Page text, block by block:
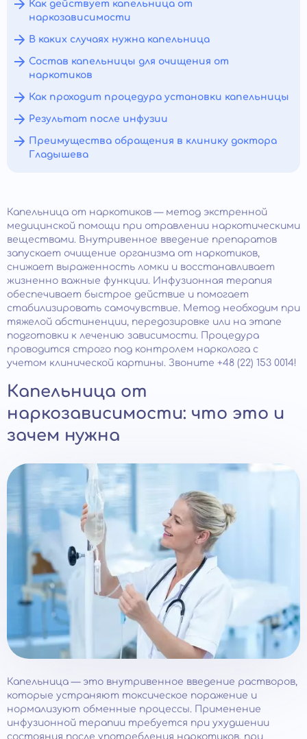
Как действует капельница от
наркозависимости
В каких случаях нужна капельница
Состав капельницы для очищения от
наркотиков
Как проходит процедура установки капельницы
Результат после инфузии
Преимущества обращения в клинику доктора
Гладышева
Капельница от наркотиков — метод экстренной
медицинской помощи при отравлении наркотическими
веществами. Внутривенное введение препаратов
запускает очищение организма от наркотиков,
снижает выраженность ломки и восстанавливает
жизненно важные функции. Инфузионная терапия
обеспечивает быстрое действие и помогает
стабилизировать самочувствие. Метод необходим при
тяжелой абстиненции, передозировке или на этапе
подготовки к лечению зависимости. Процедура
проводится строго под контролем нарколога с
учетом клинической картины. Звоните +48 (22) 153 0014!
Капельница от
наркозависимости: что это и
зачем нужна
Капельница — это внутривенное введение растворов,
которые устраняют токсическое поражение и
нормализуют обменные процессы. Применение
инфузионной терапии требуется при ухудшении
состояния после употребления наркотиков, при